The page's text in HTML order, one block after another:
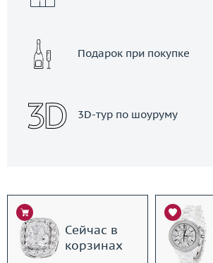
Подарок при покупке
3D-тур по шоуруму
Сейчас в
корзинах